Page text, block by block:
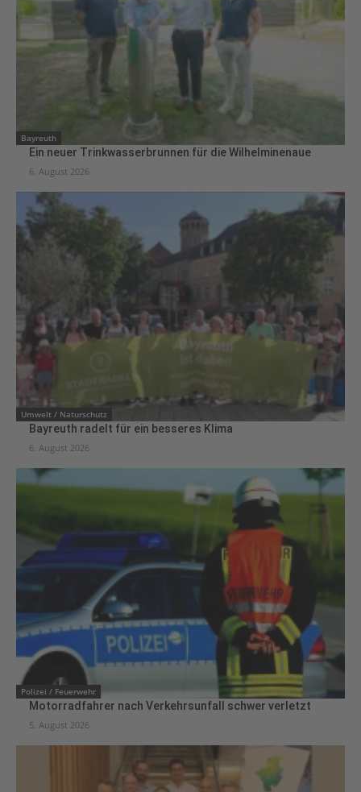
Bayreuth
Ein neuer Trinkwasserbrunnen für die Wilhelminenaue
6. August 2026
Umwelt / Naturschutz
Bayreuth radelt für ein besseres Klima
6. August 2026
Polizei / Feuerwehr
Motorradfahrer nach Verkehrsunfall schwer verletzt
5. August 2026